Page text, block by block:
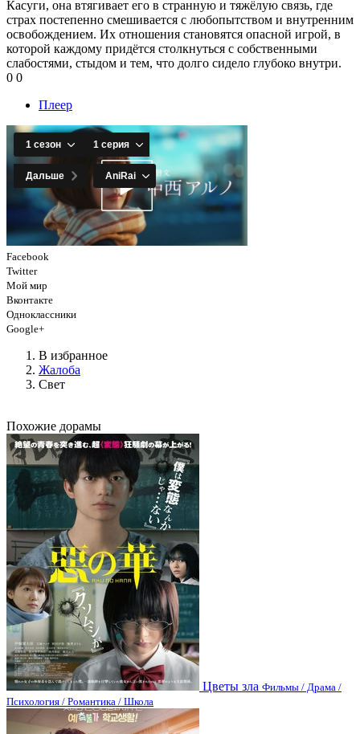
Касуги, она втягивает его в странную и тяжёлую связь, где
страх постепенно смешивается с любопытством и внутренним
освобождением. Их отношения становятся опасной игрой, в
которой каждому придётся столкнуться с собственными
слабостями, стыдом и тем, что долго сидело глубоко внутри.
0 0
Плеер
Facebook
Twitter
Мой мир
Вконтакте
Одноклассники
Google+
В избранное
Жалоба
Свет
Похожие дорамы
Цветы зла Фильмы / Драма /
Психология / Романтика / Школа